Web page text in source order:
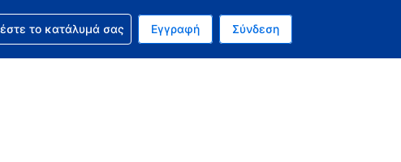
τωρινό σας νόμισμα είναι Δολάριο Η.Π.Α.
σας. Η τωρινή σας γλώσσα είναι τα Ελληνικά
την κράτησή σας
το κατάλυμά σας Εγγραφή Σύνδεση